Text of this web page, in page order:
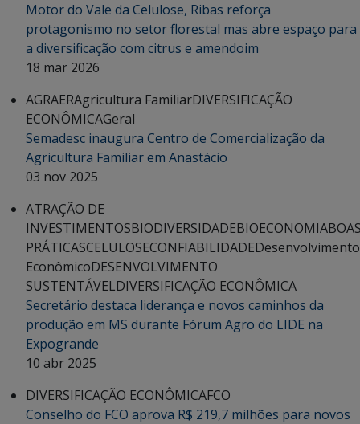
Motor do Vale da Celulose, Ribas reforça
protagonismo no setor florestal mas abre espaço para
a diversificação com citrus e amendoim
18 mar 2026
AGRAERAgricultura FamiliarDIVERSIFICAÇÃO
ECONÔMICAGeral
Semadesc inaugura Centro de Comercialização da
Agricultura Familiar em Anastácio
03 nov 2025
ATRAÇÃO DE
INVESTIMENTOSBIODIVERSIDADEBIOECONOMIA
PRÁTICASCELULOSECONFIABILIDADEDesenvolvimento
EconômicoDESENVOLVIMENTO
SUSTENTÁVELDIVERSIFICAÇÃO ECONÔMICA
Secretário destaca liderança e novos caminhos da
produção em MS durante Fórum Agro do LIDE na
Expogrande
10 abr 2025
DIVERSIFICAÇÃO ECONÔMICAFCO
Conselho do FCO aprova R$ 219,7 milhões para novos